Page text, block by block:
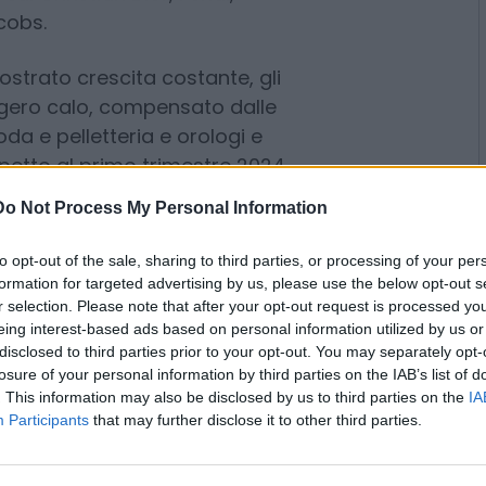
Not Process My Personal Information
opt-out of the sale, sharing to third parties, or processing of your
for targeted advertising by us, please use the below opt-out
selection. Please note that after your opt-out request is processed
interest-based ads based on personal information utilized by us
to third parties prior to your opt-out. You may separately
of your personal information by third parties on the IAB’s list of
This information may also be disclosed by us to third parties on the
Participants that may further disclose it to other third parties.
maggior parte dei flussi è
Christian Dior, Fendi,
crescita costante, gli
calo, compensato dalle
e pelletteria e orologi e
al primo trimestre 2024,
forte spesa dei consumatori
tendenze simili al 2024.
2025
primo trimestre 2025 ( -4%)
che era stato